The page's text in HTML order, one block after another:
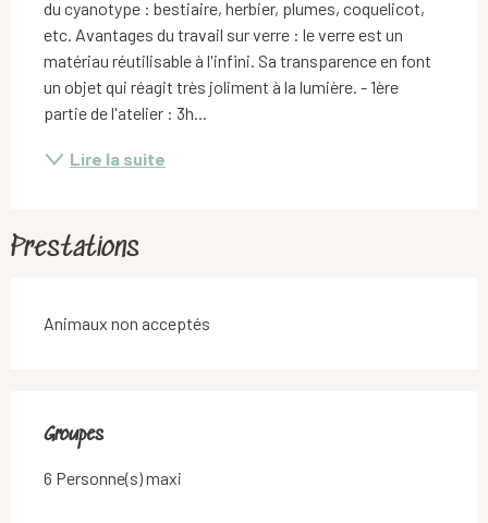
du cyanotype : bestiaire, herbier, plumes, coquelicot,
etc. Avantages du travail sur verre : le verre est un
matériau réutilisable à l'infini. Sa transparence en font
un objet qui réagit très joliment à la lumière. - 1ère
partie de l'atelier : 3h...
Lire la suite
Prestations
Animaux non acceptés
Groupes
Groupes
6 Personne(s) maxi